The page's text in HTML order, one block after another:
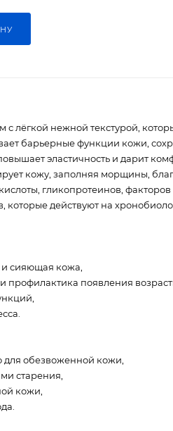
лёгкой нежной текстурой,
барьерные функции кожи,
эластичность и дарит
кожу, заполняя морщины,
гликопротеинов, факторов
которые действуют на
сияющая кожа,
профилактика появления
для обезвоженной кожи,
старения,
кожи,